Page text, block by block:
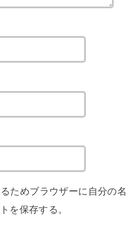
ためブラウザーに自分の名
を保存する。